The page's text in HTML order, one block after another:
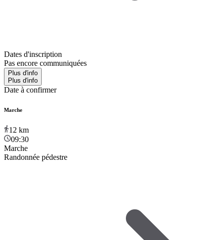
Dates d'inscription
Pas encore communiquées
Plus d'info
Plus d'info
Date à confirmer
Marche
12 km
09:30
Marche
Randonnée pédestre